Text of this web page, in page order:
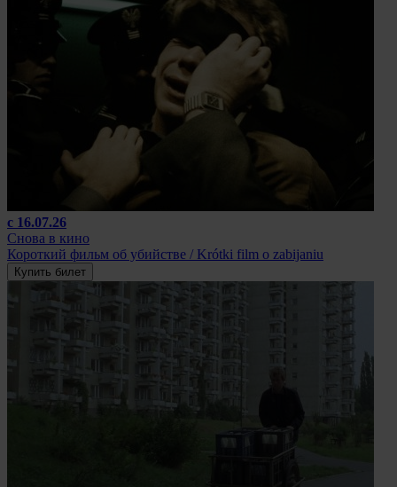
с 16.07.26
Снова в кино
Короткий фильм об убийстве / Krótki film o zabijaniu
Купить билет